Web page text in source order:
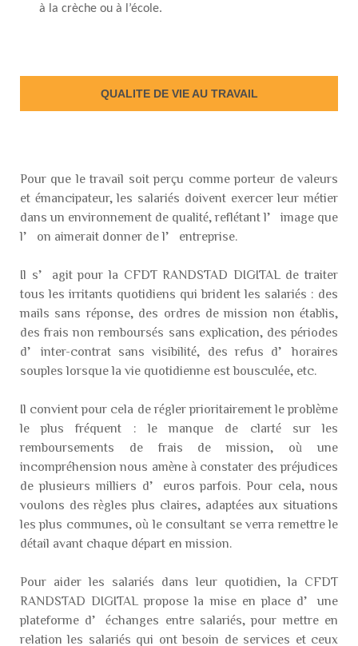
à la crèche ou à l’école.
QUALITE DE VIE AU TRAVAIL
Pour que le travail soit perçu comme porteur de valeurs
et émancipateur, les salariés doivent exercer leur métier
dans un environnement de qualité, reflétant l’image que
l’on aimerait donner de l’entreprise.
Il s’agit pour la CFDT RANDSTAD DIGITAL de traiter
tous les irritants quotidiens qui brident les salariés : des
mails sans réponse, des ordres de mission non établis,
des frais non remboursés sans explication, des périodes
d’inter-contrat sans visibilité, des refus d’horaires
souples lorsque la vie quotidienne est bousculée, etc.
Il convient pour cela de régler prioritairement le problème
le plus fréquent : le manque de clarté sur les
remboursements de frais de mission, où une
incompréhension nous amène à constater des préjudices
de plusieurs milliers d’euros parfois. Pour cela, nous
voulons des règles plus claires, adaptées aux situations
les plus communes, où le consultant se verra remettre le
détail avant chaque départ en mission.
Pour aider les salariés dans leur quotidien, la CFDT
RANDSTAD DIGITAL propose la mise en place d’une
plateforme d’échanges entre salariés, pour mettre en
relation les salariés qui ont besoin de services et ceux